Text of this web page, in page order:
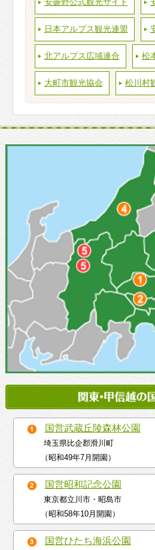
安曇野公式観光サイト
日本アルプス観光連盟
北アルプス広域連合 松
大町市観光協会 松川村
国営武蔵丘陵森林公園
埼玉県比企郡滑川町
（昭和49年7月開園）
国営昭和記念公園
東京都立川市・昭島市
（昭和58年10月開園）
国営ひたち海浜公園